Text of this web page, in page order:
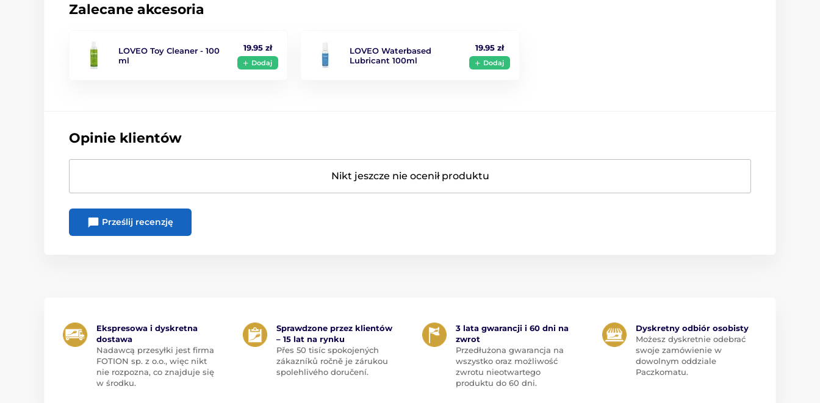
Zalecane akcesoria
LOVEO Toy Cleaner - 100
ml
19.95 zł
Dodaj
LOVEO Waterbased
Lubricant 100ml
19.95 zł
Dodaj
Opinie klientów
Nikt jeszcze nie ocenił produktu
Prześlij recenzję
Ekspresowa i dyskretna
dostawa
Nadawcą przesyłki jest firma
FOTION sp. z o.o., więc nikt
nie rozpozna, co znajduje się
w środku.
Sprawdzone przez klientów
– 15 lat na rynku
Přes 50 tisíc spokojených
zákazníků ročně je zárukou
spolehlivého doručení.
3 lata gwarancji i 60 dni na
zwrot
Przedłużona gwarancja na
wszystko oraz możliwość
zwrotu nieotwartego
produktu do 60 dni.
Dyskretny odbiór osobisty
Możesz dyskretnie odebrać
swoje zamówienie w
dowolnym oddziale
Paczkomatu.